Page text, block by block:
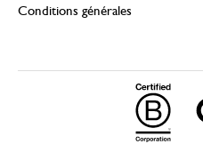
Conditions générales